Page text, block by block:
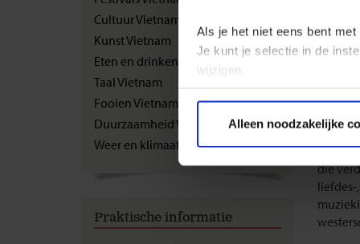
Als je het niet eens bent
Je kunt je selectie in de
wijzigen.
Alleen noodzakelijke
Cultuur Vietnam
Kunst Vietnam
Eten en drinken Vietnam
Taal Vietnam
Fooien Vietnam
Duurzaamheid Vietnam
Weer en klimaat Vietnam
Praktische informatie
zijn
Muziek:
die